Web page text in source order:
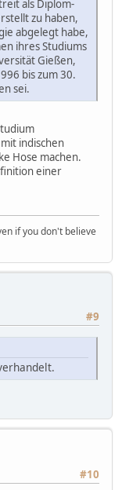
als Diplom-
zu haben,
abgelegt habe,
ihres Studiums
Gießen,
bis zum 30.
sei.
indischen
Hose machen.
einer
if you don't believe
#9
#10